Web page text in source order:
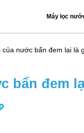
Máy lọc
của nước bẩn đem lại là
bẩn đem